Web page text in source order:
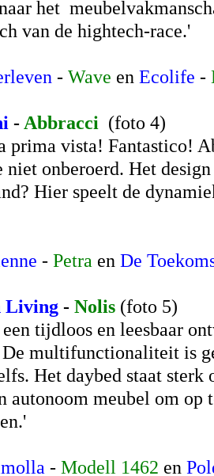
het
van de hightech-race.'
- Wave en Ecolife -
- Abbracci (foto 4)
prima vista! Fantastico!
niet onberoerd. Het
Hier speelt de
- Petra en De
Living - Nolis (foto 5)
tijdloos en leesbaar
multifunctionaliteit is
Het daybed staat
autonoom meubel om op
- Modell 1462 en